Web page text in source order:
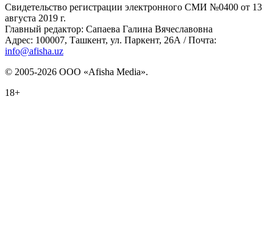
Свидетельство регистрации электронного СМИ №0400 от 13
августа 2019 г.
Главный редактор: Сапаева Галина Вячеславовна
Адрес: 100007, Ташкент, ул. Паркент, 26А / Почта:
info@afisha.uz
© 2005-2026 ООО «Afisha Media».
18+